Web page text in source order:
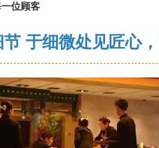
位顾客
于细微处见匠心